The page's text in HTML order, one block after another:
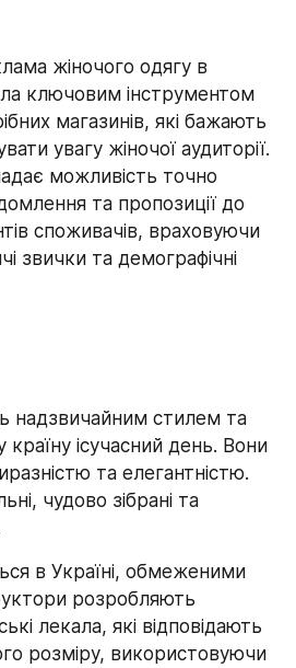
жіночого одягу в
ключовим інструментом
магазинів, які бажають
увагу жіночої аудиторії.
можливість точно
та пропозиції до
споживачів, враховуючи
звички та демографічні
надзвичайним стилем та
ісучасний день. Вони
та елегантністю.
чудово зібрані та
в Україні, обмеженими
розробляють
лекала, які відповідають
розміру, використовуючи